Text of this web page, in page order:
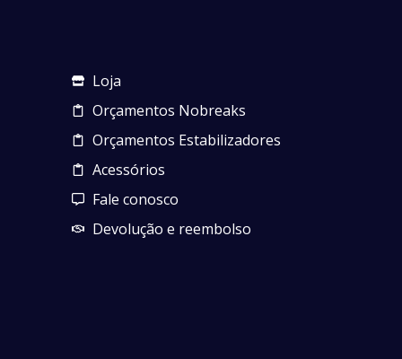
Loja
Orçamentos Nobreaks
Orçamentos Estabilizadores
Acessórios
Fale conosco
Devolução e reembolso